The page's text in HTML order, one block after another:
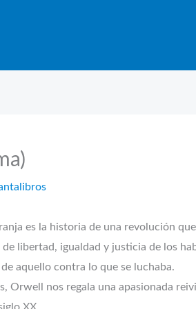
es la historia de una revolución
libertad, igualdad y justicia de los
aquello contra lo que se luchaba.
Orwell nos regala una apasionada